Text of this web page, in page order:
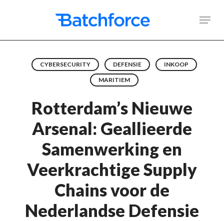
main
content
Menu
CYBERSECURITY DEFENSIE INKOOP
MARITIEM
Rotterdam’s Nieuwe
Arsenal: Geallieerde
Samenwerking en
Veerkrachtige Supply
Chains voor de
Nederlandse Defensie